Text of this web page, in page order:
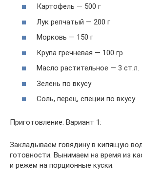
Картофель — 500 г
Лук репчатый — 200 г
Морковь — 150 г
Крупа гречневая — 100 гр
Масло растительное — 3 ст.л.
Зелень по вкусу
Соль, перец, специи по вкусу
Приготовление. Вариант 1:
Закладываем говядину в кипящую
готовности. Вынимаем на время из
и режем на порционные куски.